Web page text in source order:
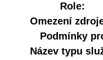
Role:
Omezení
Podmínky
Název typu